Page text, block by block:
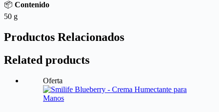
📦 Contenido
50 g
Productos Relacionados
Related products
Oferta